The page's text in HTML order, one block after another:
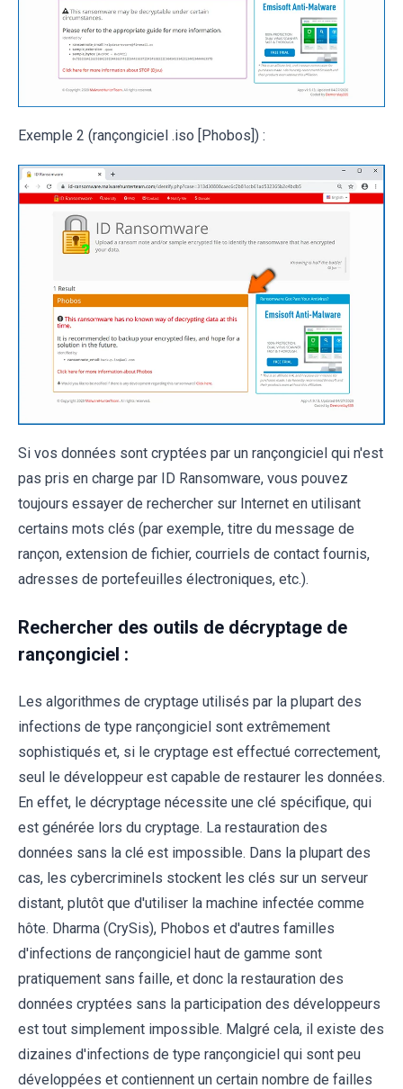
Exemple 2 (rançongiciel .iso [Phobos]) :
Si vos données sont cryptées par un rançongiciel qui n'est
pas pris en charge par ID Ransomware, vous pouvez
toujours essayer de rechercher sur Internet en utilisant
certains mots clés (par exemple, titre du message de
rançon, extension de fichier, courriels de contact fournis,
adresses de portefeuilles électroniques, etc.).
Rechercher des outils de décryptage de
rançongiciel :
Les algorithmes de cryptage utilisés par la plupart des
infections de type rançongiciel sont extrêmement
sophistiqués et, si le cryptage est effectué correctement,
seul le développeur est capable de restaurer les données.
En effet, le décryptage nécessite une clé spécifique, qui
est générée lors du cryptage. La restauration des
données sans la clé est impossible. Dans la plupart des
cas, les cybercriminels stockent les clés sur un serveur
distant, plutôt que d'utiliser la machine infectée comme
hôte. Dharma (CrySis), Phobos et d'autres familles
d'infections de rançongiciel haut de gamme sont
pratiquement sans faille, et donc la restauration des
données cryptées sans la participation des développeurs
est tout simplement impossible. Malgré cela, il existe des
dizaines d'infections de type rançongiciel qui sont peu
développées et contiennent un certain nombre de failles